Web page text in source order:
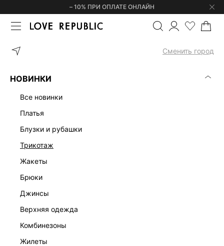
– 10% ПРИ ОПЛАТЕ ОНЛАЙН
Сменить город
НОВИНКИ
все новинки
платья
блузки и рубашки
трикотаж
жакеты
брюки
джинсы
верхняя одежда
комбинезоны
жилеты
ГЛАВНАЯ АТЛАСНОЕ ПЛАТЬЕ С